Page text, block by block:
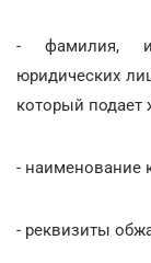
- фамилия,
юридических
который подает
- наименование
- реквизиты